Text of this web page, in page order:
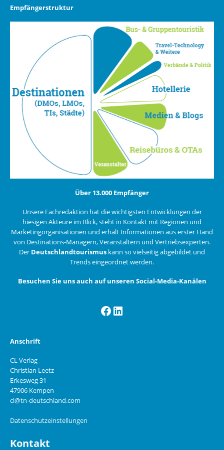
Empfängerstruktur
Über 13.000 Empfänger
Unsere Fachredaktion hat die wichtigsten Entwicklungen der
hiesigen Akteure im Blick, steht in Kontakt mit Regionen und
Marketingorganisationen und erhält Informationen aus erster Hand
von Destinations-Managern, Veranstaltern und Vertriebsexperten.
Der Deutschlandtourismus kann so vielseitig abgebildet und
Trends eingeordnet werden.
Besuchen Sie uns auch auf unseren Social-Media-Kanälen
Facebook
LinkedIn
Anschrift
CL Verlag
Christian Leetz
Erkesweg 31
47906 Kempen
cl@tn-deutschland.com
Datenschutzeinstellungen
Kontakt